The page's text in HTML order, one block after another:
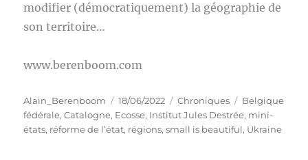
modifier (démocratiquement) la géographie de
son territoire…
www.berenboom.com
Auteur
Alain_Berenboom
Publié
le
18/06/2022 Catégories
Chroniques Étiquettes
Belgique
fédérale,Catalogne, Ecosse, Institut Jules Destrée, mini-
états, réforme de l’état, régions,small is beautiful, Ukraine